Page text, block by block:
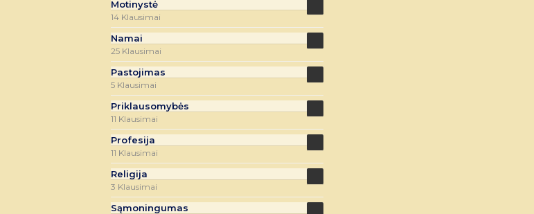
Motinystė
14 Klausimai
Namai
25 Klausimai
Pastojimas
5 Klausimai
Priklausomybės
11 Klausimai
Profesija
11 Klausimai
Religija
3 Klausimai
Sąmoningumas